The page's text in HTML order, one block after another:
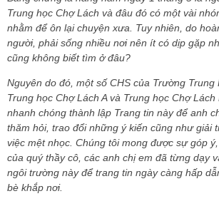
Trung học Chợ Lách và đâu đó có một vài
nhằm để ôn lại chuyện xưa. Tuy nhiên, do
người, phải sống nhiều nơi nên ít có dịp gặp
cũng không biết tìm ở đâu?
Nguyên do đó, một số CHS của Trường Trung
Trung học Chợ Lách A và Trung học Chợ
nhanh chóng thành lập Trang tin này để anh
thăm hỏi, trao đổi những ý kiến cũng như giải
việc mệt nhọc. Chúng tôi mong được sự góp
của quý thầy cô, các anh chị em đã từng dạy
ngôi trường này để trang tin ngày càng hấp
bè khắp nơi.